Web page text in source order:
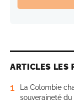
ARTICLES LES
1
La Colombie
souveraineté du